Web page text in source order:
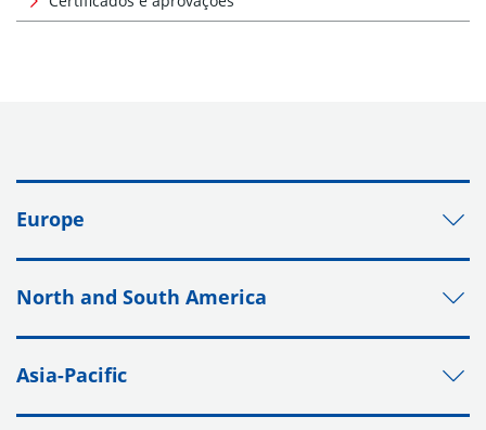
Europe
North and South America
Asia-Pacific